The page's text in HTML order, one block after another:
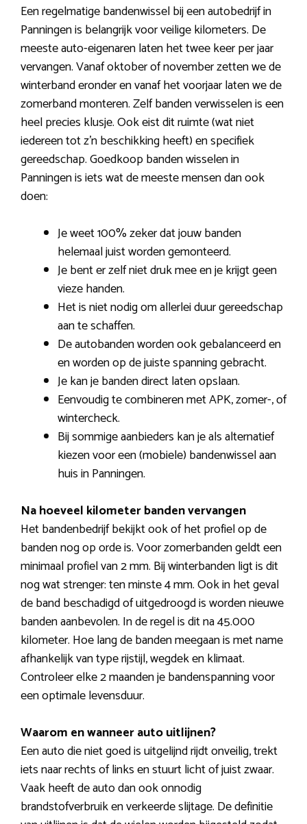
Een regelmatige bandenwissel bij een autobedrijf in
Panningen is belangrijk voor veilige kilometers. De
meeste auto-eigenaren laten het twee keer per jaar
vervangen. Vanaf oktober of november zetten we de
winterband eronder en vanaf het voorjaar laten we de
zomerband monteren. Zelf banden verwisselen is een
heel precies klusje. Ook eist dit ruimte (wat niet
iedereen tot z’n beschikking heeft) en specifiek
gereedschap. Goedkoop banden wisselen in
Panningen is iets wat de meeste mensen dan ook
doen:
Je weet 100% zeker dat jouw banden
helemaal juist worden gemonteerd.
Je bent er zelf niet druk mee en je krijgt geen
vieze handen.
Het is niet nodig om allerlei duur gereedschap
aan te schaffen.
De autobanden worden ook gebalanceerd en
en worden op de juiste spanning gebracht.
Je kan je banden direct laten opslaan.
Eenvoudig te combineren met APK, zomer-, of
wintercheck.
Bij sommige aanbieders kan je als alternatief
kiezen voor een (mobiele) bandenwissel aan
huis in Panningen.
Na hoeveel kilometer banden vervangen
Het bandenbedrijf bekijkt ook of het profiel op de
banden nog op orde is. Voor zomerbanden geldt een
minimaal profiel van 2 mm. Bij winterbanden ligt is dit
nog wat strenger: ten minste 4 mm. Ook in het geval
de band beschadigd of uitgedroogd is worden nieuwe
banden aanbevolen. In de regel is dit na 45.000
kilometer. Hoe lang de banden meegaan is met name
afhankelijk van type rijstijl, wegdek en klimaat.
Controleer elke 2 maanden je bandenspanning voor
een optimale levensduur.
Waarom en wanneer auto uitlijnen?
Een auto die niet goed is uitgelijnd rijdt onveilig, trekt
iets naar rechts of links en stuurt licht of juist zwaar.
Vaak heeft de auto dan ook onnodig
brandstofverbruik en verkeerde slijtage. De definitie